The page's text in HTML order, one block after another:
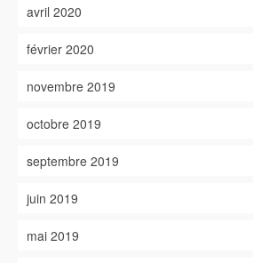
avril 2020
février 2020
novembre 2019
octobre 2019
septembre 2019
juin 2019
mai 2019